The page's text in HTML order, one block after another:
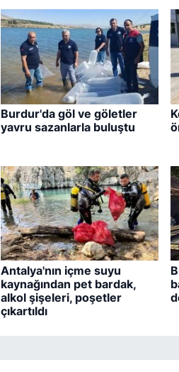
Burdur'da göl ve göletler
yavru sazanlarla buluştu
Antalya'nın içme suyu
kaynağından pet bardak,
alkol şişeleri, poşetler
çıkartıldı